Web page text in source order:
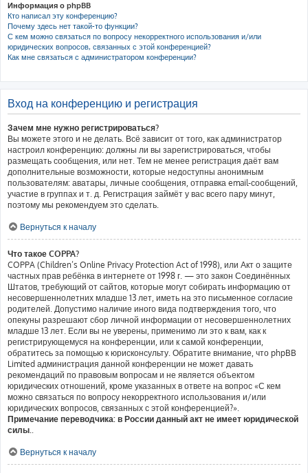
Информация о phpBB
Кто написал эту конференцию?
Почему здесь нет такой-то функции?
С кем можно связаться по вопросу некорректного использования и/или
юридических вопросов, связанных с этой конференцией?
Как мне связаться с администратором конференции?
Вход на конференцию и регистрация
Зачем мне нужно регистрироваться?
Вы можете этого и не делать. Всё зависит от того, как администратор
настроил конференцию: должны ли вы зарегистрироваться, чтобы
размещать сообщения, или нет. Тем не менее регистрация даёт вам
дополнительные возможности, которые недоступны анонимным
пользователям: аватары, личные сообщения, отправка email-сообщений,
участие в группах и т. д. Регистрация займёт у вас всего пару минут,
поэтому мы рекомендуем это сделать.
Вернуться к началу
Что такое COPPA?
COPPA (Children’s Online Privacy Protection Act of 1998), или Акт о защите
частных прав ребёнка в интернете от 1998 г. — это закон Соединённых
Штатов, требующий от сайтов, которые могут собирать информацию от
несовершеннолетних младше 13 лет, иметь на это письменное согласие
родителей. Допустимо наличие иного вида подтверждения того, что
опекуны разрешают сбор личной информации от несовершеннолетних
младше 13 лет. Если вы не уверены, применимо ли это к вам, как к
регистрирующемуся на конференции, или к самой конференции,
обратитесь за помощью к юрисконсульту. Обратите внимание, что phpBB
Limited администрация данной конференции не может давать
рекомендаций по правовым вопросам и не является объектом
юридических отношений, кроме указанных в ответе на вопрос «С кем
можно связаться по вопросу некорректного использования и/или
юридических вопросов, связанных с этой конференцией?».
Примечание переводчика: в России данный акт не имеет юридической
силы..
Вернуться к началу